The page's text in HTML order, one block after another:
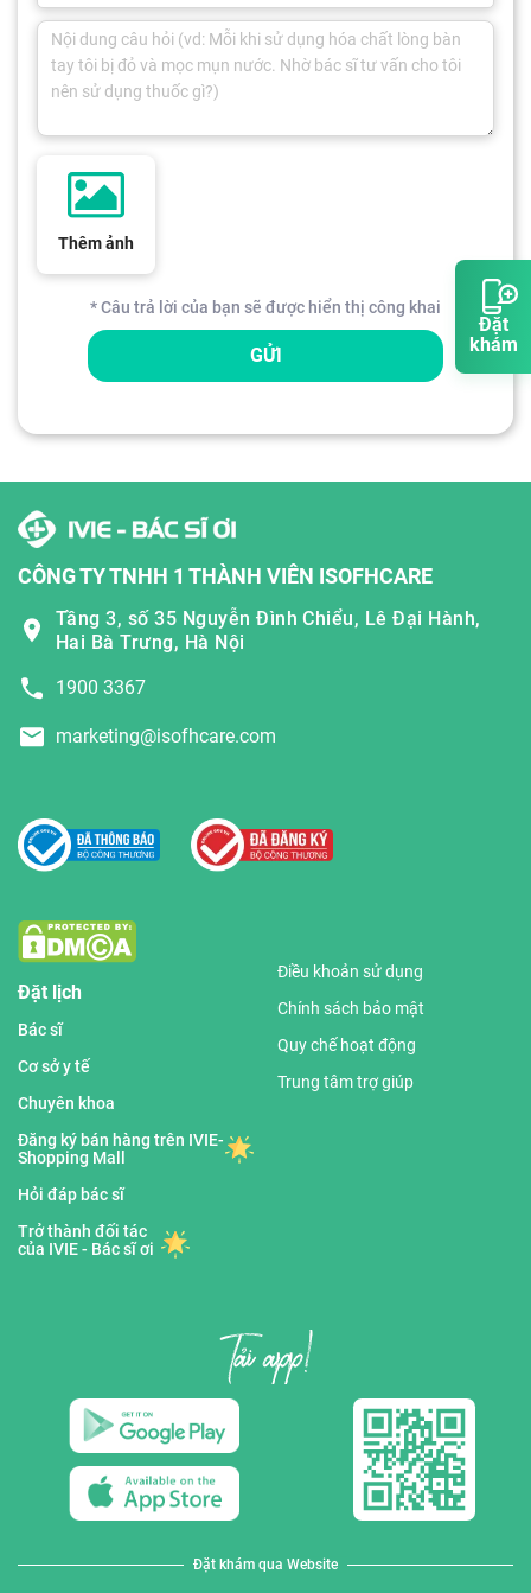
Đặt
khám
Thêm ảnh
* Câu trả lời của bạn sẽ được hiển thị công khai
GỬI
CÔNG TY TNHH 1 THÀNH VIÊN ISOFHCARE
Tầng 3, số 35 Nguyễn Đình Chiểu, Lê Đại Hành,
Hai Bà Trưng, Hà Nội
1900 3367
marketing@isofhcare.com
Đặt lịch
Bác sĩ
Cơ sở y tế
Chuyên khoa
Đăng ký bán hàng trên IVIE-
Shopping Mall
Hỏi đáp bác sĩ
Trở thành đối tác
của IVIE - Bác sĩ ơi
Điều khoản sử dụng
Chính sách bảo mật
Quy chế hoạt động
Trung tâm trợ giúp
Đặt khám qua Website